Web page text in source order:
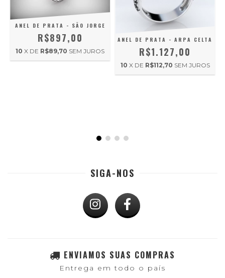
ANEL DE PRATA - SÃO JORGE
R$897,00
10 X DE R$89,70 SEM JUROS
ANEL DE PRATA - ARPA CELTA
R$1.127,00
10 X DE R$112,70 SEM JUROS
SIGA-NOS
ENVIAMOS SUAS COMPRAS
Entrega em todo o país